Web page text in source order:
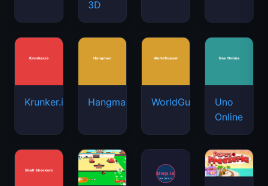
3D
Krunker.io Hangman WorldGuessr
Uno
Online